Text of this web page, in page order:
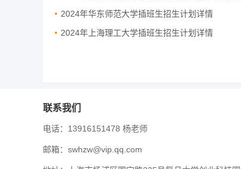
2024年华东师范大学插班生招生计划详情
2024年上海理工大学插班生招生计划详情
联系我们
电话：13916151478 杨老师
邮箱：swhzw@vip.qq.com